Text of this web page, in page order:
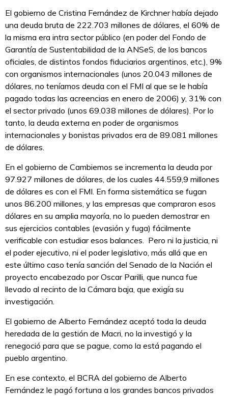
El gobierno de Cristina Fernández de Kirchner había dejado
una deuda bruta de 222.703 millones de dólares, el 60% de
la misma era intra sector público (en poder del Fondo de
Garantía de Sustentabilidad de la ANSeS, de los bancos
oficiales, de distintos fondos fiduciarios argentinos, etc.), 9%
con organismos internacionales (unos 20.043 millones de
dólares, no teníamos deuda con el FMI al que se le había
pagado todas las acreencias en enero de 2006) y, 31% con
el sector privado (unos 69.038 millones de dólares). Por lo
tanto, la deuda externa en poder de organismos
internacionales y bonistas privados era de 89.081 millones
de dólares.
En el gobierno de Cambiemos se incrementa la deuda por
97.927 millones de dólares, de los cuales 44.559,9 millones
de dólares es con el FMI. En forma sistemática se fugan
unos 86.200 millones, y las empresas que compraron esos
dólares en su amplia mayoría, no lo pueden demostrar en
sus ejercicios contables (evasión y fuga) fácilmente
verificable con estudiar esos balances. Pero ni la justicia, ni
el poder ejecutivo, ni el poder legislativo, más allá que en
este último caso tenía sanción del Senado de la Nación el
proyecto encabezado por Oscar Parilli, que nunca fue
llevado al recinto de la Cámara baja, que exigía su
investigación.
El gobierno de Alberto Fernández aceptó toda la deuda
heredada de la gestión de Macri, no la investigó y la
renegoció para que se pague, como la está pagando el
pueblo argentino.
En ese contexto, el BCRA del gobierno de Alberto
Fernández le pagó fortuna a los grandes bancos privados